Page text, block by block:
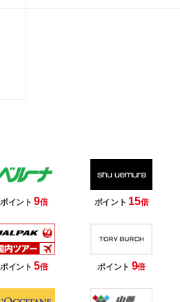
ポイント9倍 ポイント 15倍
ポイント5倍 ポイント 9倍